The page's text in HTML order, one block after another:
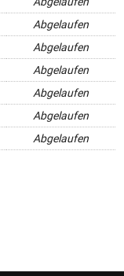
Abgelaufen
Abgelaufen
Abgelaufen
Abgelaufen
Abgelaufen
Abgelaufen